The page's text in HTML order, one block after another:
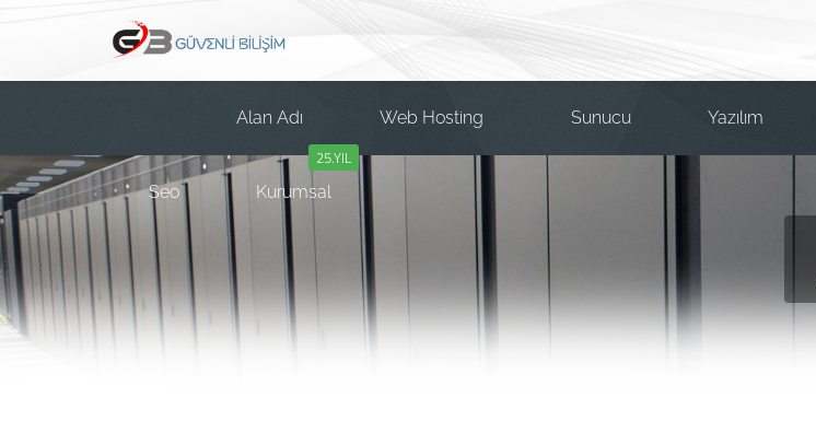
Alan Adı Web Hosting Sunucu Yazılım
Seo
25.YIL
Kurumsal